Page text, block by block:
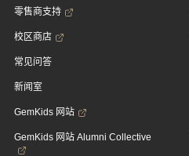
零售商支持
校区商店
常见问答
新闻室
GemKids 网站
GemKids 网站 Alumni Collective